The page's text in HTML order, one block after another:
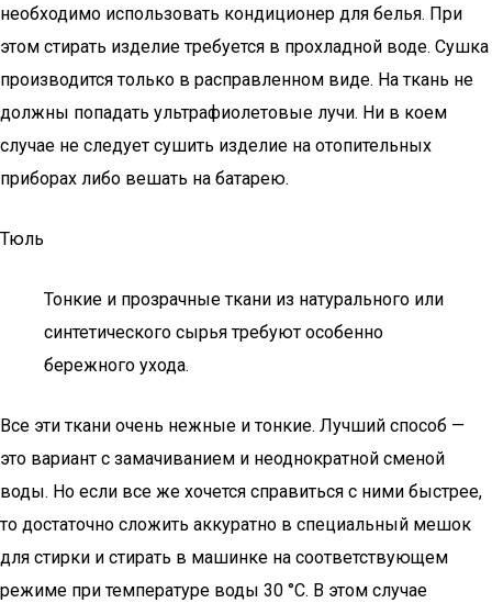
необходимо использовать кондиционер для белья. При
этом стирать изделие требуется в прохладной воде. Сушка
производится только в расправленном виде. На ткань не
должны попадать ультрафиолетовые лучи. Ни в коем
случае не следует сушить изделие на отопительных
приборах либо вешать на батарею.
Тюль
Тонкие и прозрачные ткани из натурального или
синтетического сырья требуют особенно
бережного ухода.
Все эти ткани очень нежные и тонкие. Лучший способ —
это вариант с замачиванием и неоднократной сменой
воды. Но если все же хочется справиться с ними быстрее,
то достаточно сложить аккуратно в специальный мешок
для стирки и стирать в машинке на соответствующем
режиме при температуре воды 30 °C. В этом случае